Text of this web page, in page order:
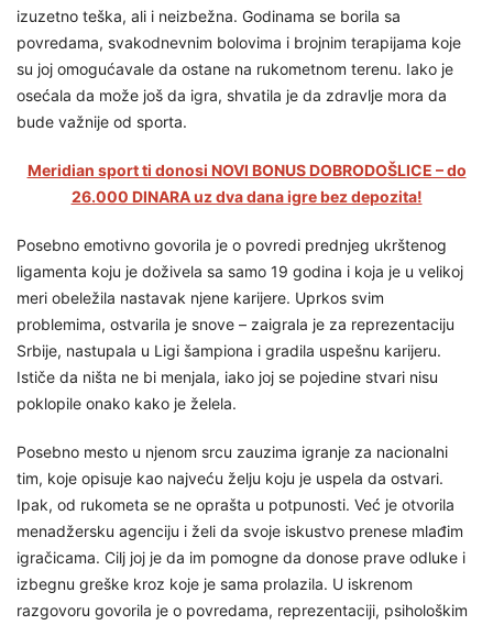
izuzetno teška, ali i neizbežna. Godinama se borila sa
povredama, svakodnevnim bolovima i brojnim terapijama koje
su joj omogućavale da ostane na rukometnom terenu. Iako je
osećala da može još da igra, shvatila je da zdravlje mora da
bude važnije od sporta.
Meridian sport ti donosi NOVI BONUS DOBRODOŠLICE – do
26.000 DINARA uz dva dana igre bez depozita!
Posebno emotivno govorila je o povredi prednjeg ukrštenog
ligamenta koju je doživela sa samo 19 godina i koja je u velikoj
meri obeležila nastavak njene karijere. Uprkos svim
problemima, ostvarila je snove – zaigrala je za reprezentaciju
Srbije, nastupala u Ligi šampiona i gradila uspešnu karijeru.
Ističe da ništa ne bi menjala, iako joj se pojedine stvari nisu
poklopile onako kako je želela.
Posebno mesto u njenom srcu zauzima igranje za nacionalni
tim, koje opisuje kao najveću želju koju je uspela da ostvari.
Ipak, od rukometa se ne oprašta u potpunosti. Već je otvorila
menadžersku agenciju i želi da svoje iskustvo prenese mlađim
igračicama. Cilj joj je da im pomogne da donose prave odluke i
izbegnu greške kroz koje je sama prolazila. U iskrenom
razgovoru govorila je o povredama, reprezentaciji, psihološkim